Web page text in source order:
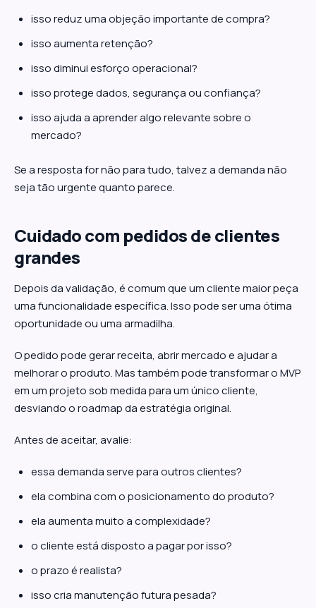
isso reduz uma objeção importante de compra?
isso aumenta retenção?
isso diminui esforço operacional?
isso protege dados, segurança ou confiança?
isso ajuda a aprender algo relevante sobre o
mercado?
Se a resposta for não para tudo, talvez a demanda não
seja tão urgente quanto parece.
Cuidado com pedidos de clientes
grandes
Depois da validação, é comum que um cliente maior peça
uma funcionalidade específica. Isso pode ser uma ótima
oportunidade ou uma armadilha.
O pedido pode gerar receita, abrir mercado e ajudar a
melhorar o produto. Mas também pode transformar o MVP
em um projeto sob medida para um único cliente,
desviando o roadmap da estratégia original.
Antes de aceitar, avalie:
essa demanda serve para outros clientes?
ela combina com o posicionamento do produto?
ela aumenta muito a complexidade?
o cliente está disposto a pagar por isso?
o prazo é realista?
isso cria manutenção futura pesada?